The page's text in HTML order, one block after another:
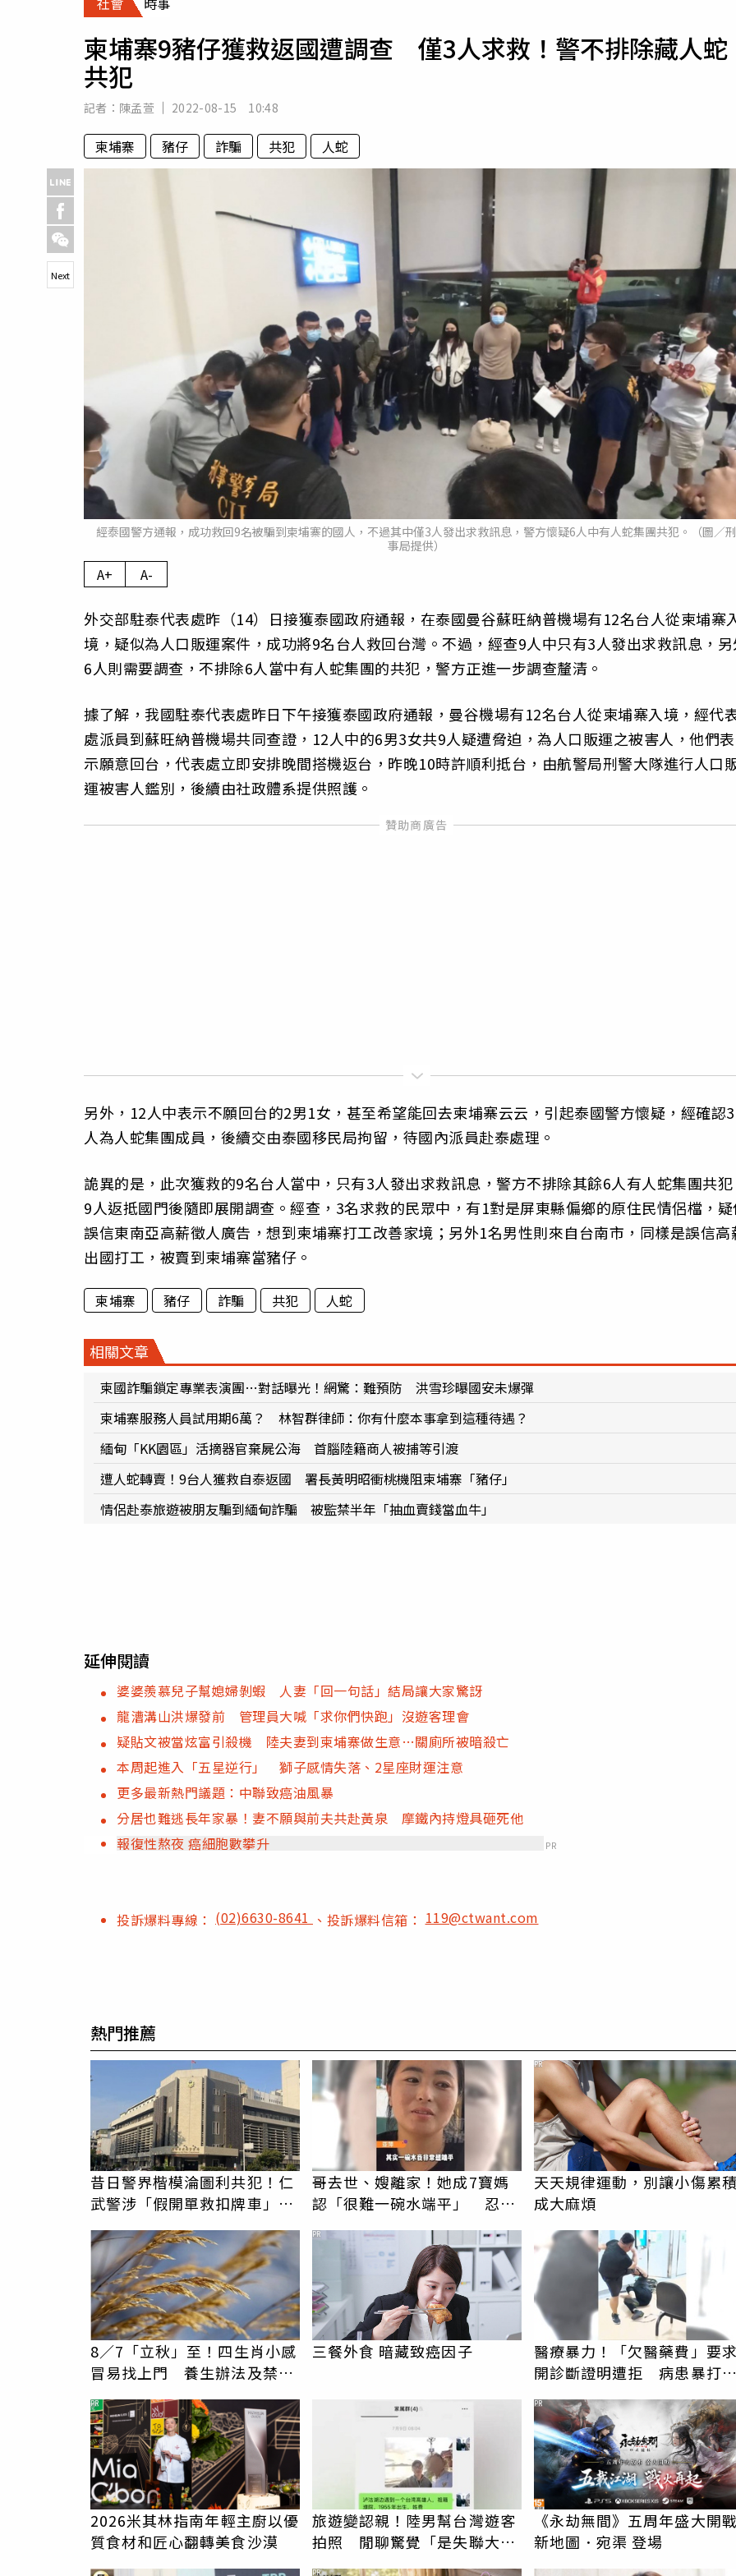
專欄
運勢
柬埔寨9豬仔獲救返國遭調查 僅3人求救！警不排除藏人蛇
共犯
記者： 陳孟萱 2022-08-15 10:48
柬埔寨 豬仔 詐騙 共犯 人蛇
經泰國警方通報，成功救回9名被騙到柬埔寨的國人，不過其中僅3人發出求救訊息，警方懷疑6人中有人蛇集團共犯。（圖／刑
事局提供）
Next
A+ A-
外交部駐泰代表處昨（14）日接獲泰國政府通報，在泰國曼谷蘇旺納普機場有12名台人從柬埔寨
境，疑似為人口販運案件，成功將9名台人救回台灣。不過，經查9人中只有3人發出求救訊息，
6人則需要調查，不排除6人當中有人蛇集團的共犯，警方正進一步調查釐清。
據了解，我國駐泰代表處昨日下午接獲泰國政府通報，曼谷機場有12名台人從柬埔寨入境，經代
處派員到蘇旺納普機場共同查證，12人中的6男3女共9人疑遭脅迫，為人口販運之被害人，他們表
示願意回台，代表處立即安排晚間搭機返台，昨晚10時許順利抵台，由航警局刑警大隊進行人口
運被害人鑑別，後續由社政體系提供照護。
另外，12人中表示不願回台的2男1女，甚至希望能回去柬埔寨云云，引起泰國警方懷疑，經確認3
人為人蛇集團成員，後續交由泰國移民局拘留，待國內派員赴泰處理。
詭異的是，此次獲救的9名台人當中，只有3人發出求救訊息，警方不排除其餘6人有人蛇集團共
9人返抵國門後隨即展開調查。經查，3名求救的民眾中，有1對是屏東縣偏鄉的原住民情侶檔，
誤信東南亞高薪徵人廣告，想到柬埔寨打工改善家境；另外1名男性則來自台南市，同樣是誤信高
出國打工，被賣到柬埔寨當豬仔。
柬埔寨 豬仔 詐騙 共犯 人蛇
相關文章
柬國詐騙鎖定專業表演團…對話曝光！網驚：難預防 洪雪珍曝國安未爆彈
柬埔寨服務人員試用期6萬？ 林智群律師：你有什麼本事拿到這種待遇？
緬甸「KK園區」活摘器官棄屍公海 首腦陸籍商人被捕等引渡
遭人蛇轉賣！9台人獲救自泰返國 署長黃明昭衝桃機阻柬埔寨「豬仔」
情侶赴泰旅遊被朋友騙到緬甸詐騙 被監禁半年「抽血賣錢當血牛」
延伸閱讀
婆婆羨慕兒子幫媳婦剝蝦 人妻「回一句話」結局讓大家驚訝
龍漕溝山洪爆發前 管理員大喊「求你們快跑」沒遊客理會
疑貼文被當炫富引殺機 陸夫妻到柬埔寨做生意…關廁所被暗殺亡
本周起進入「五星逆行」 獅子感情失落、2星座財運注意
更多最新熱門議題：中聯致癌油風暴
分居也難逃長年家暴！妻不願與前夫共赴黃泉 摩鐵內持燈具砸死他
報復性熬夜 癌細胞數攀升
PR
投訴爆料專線： (02)6630-8641 、投訴爆料信箱：119@ctwant.com
熱門推薦
昔日警界楷模淪圖利共犯！仁
武警涉「假開單救扣牌車」
哥去世、嫂離家！她成7寶媽
認「很難一碗水端平」 忍痛
天天規律運動，別讓小傷累
成大麻煩
PR
8／7「立秋」至！四生肖小感
冒易找上門 養生辦法及禁忌
三餐外食 暗藏致癌因子
PR
醫療暴力！「欠醫藥費」要
開診斷證明遭拒 病患暴打
2026米其林指南年輕主廚以優
質食材和匠心翻轉美食沙漠
PR
旅遊變認親！陸男幫台灣遊客
拍照 閒聊驚覺「是失聯大
伯」奇蹟重逢
《永劫無間》五周年盛大開
新地圖．宛渠 登場
PR
PR